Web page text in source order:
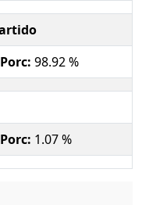
Porc: 98.92 %
Porc: 1.07 %